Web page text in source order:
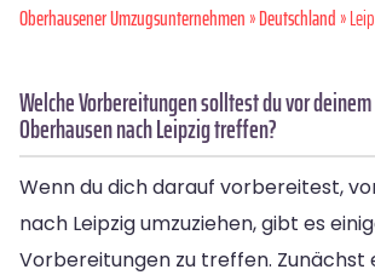
Oberhausener Umzugsunternehmen»Deutschland»
Welche Vorbereitungen solltest du vor
Oberhausen nach Leipzig treffen?
Wenn du dich darauf vorbereitest,
nach Leipzig umzuziehen, gibt es
Vorbereitungen zu treffen. Zunächst